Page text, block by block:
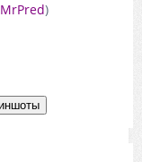
MrPred)